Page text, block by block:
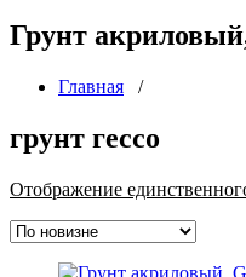
Грунт
Главная /
грунт гессо
Отображение